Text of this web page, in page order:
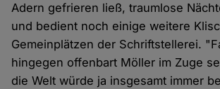
Adern gefrieren ließ, traumlose
und bedient noch einige weitere
Gemeinplätzen der Schriftstellerei.
hingegen offenbart Möller im Zuge
die Welt würde ja insgesamt immer